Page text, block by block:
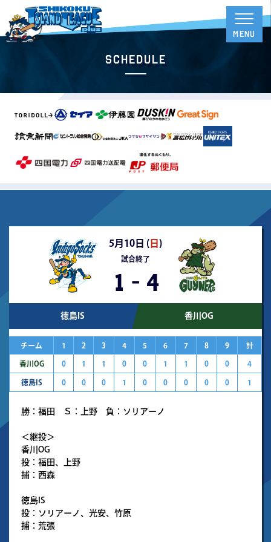
Schedule
5月10日 ( 日 )
試合終了
1 - 4
徳島IS 香川OG
チーム 1 2 3 4 5 6 7 8 9 計
香川OG 0 1 1 0 0 1 1 0 0 4
徳島IS 0 0 0 1 0 0 0 0 0 1
勝：福田 Ｓ：上野 負：ソリアーノ
＜継投＞
香川OG
投：福田、上野
捕：西森
徳島IS
投：ソリアーノ、光安、竹原
捕：荒張